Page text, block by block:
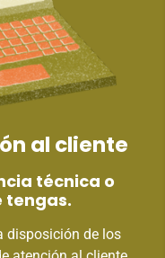
al cliente
técnica o
tengas.
disposición de los